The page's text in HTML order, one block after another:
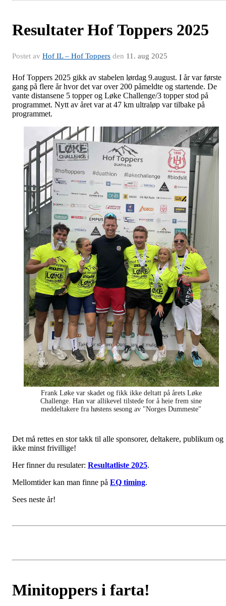
Resultater Hof Toppers 2025
Postet av Hof IL – Hof Toppers den 11. aug 2025
Hof Toppers 2025 gikk av stabelen lørdag 9.august. I år var første
gang på flere år hvor det var over 200 påmeldte og startende. De
vante distansene 5 topper og Løke Challenge/3 topper stod på
programmet. Nytt av året var at 47 km ultraløp var tilbake på
programmet.
Frank Løke var skadet og fikk ikke deltatt på årets Løke
Challenge. Han var allikevel tilstede for å heie frem sine
meddeltakere fra høstens sesong av "Norges Dummeste"
Det må rettes en stor takk til alle sponsorer, deltakere, publikum og
ikke minst frivillige!
Her finner du resulater: Resultatliste 2025.
Mellomtider kan man finne på EQ timing.
Sees neste år!
Minitoppers i farta!